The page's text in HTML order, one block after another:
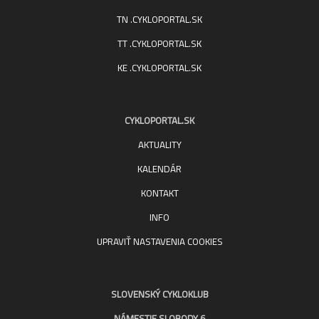
TN .CYKLOPORTAL.SK
TT .CYKLOPORTAL.SK
KE .CYKLOPORTAL.SK
CYKLOPORTAL.SK
AKTUALITY
KALENDÁR
KONTAKT
INFO
UPRAVIŤ NASTAVENIA COOKIES
SLOVENSKÝ CYKLOKLUB